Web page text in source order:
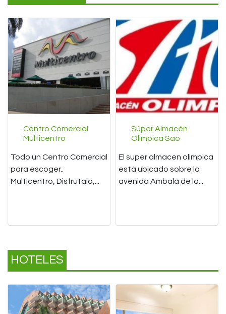
Centro Comercial
Multicentro
Todo un Centro Comercial
para escoger..
Multicentro, Disfrútalo,...
Súper Almacén
Olimpica Sao
El super almacen olimpica
està ubicado sobre la
avenida Ambalà de la...
HOTELES